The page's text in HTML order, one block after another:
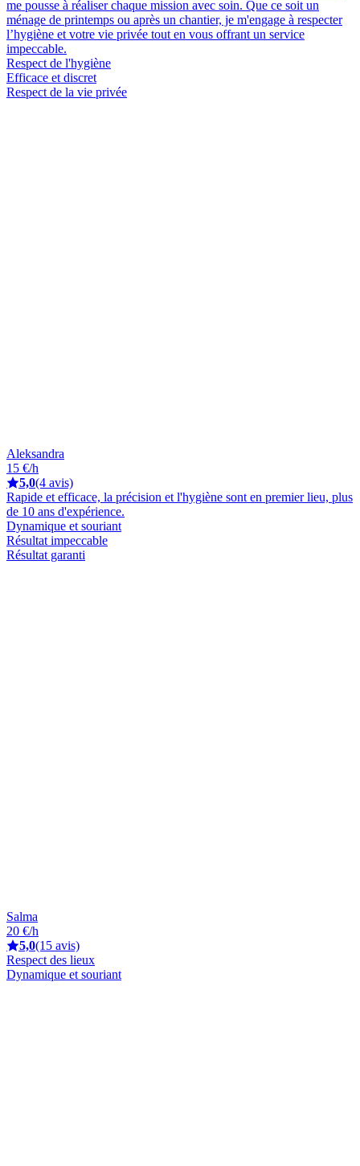
me pousse à réaliser chaque mission avec soin. Que ce soit un
ménage de printemps ou après un chantier, je m'engage à respecter
l’hygiène et votre vie privée tout en vous offrant un service
impeccable.
Respect de l'hygiène
Efficace et discret
Respect de la vie privée
Aleksandra
15 €/h
5,0(4 avis)
Rapide et efficace, la précision et l'hygiène sont en premier lieu, plus
de 10 ans d'expérience.
Dynamique et souriant
Résultat impeccable
Résultat garanti
Salma
20 €/h
5,0(15 avis)
Respect des lieux
Dynamique et souriant